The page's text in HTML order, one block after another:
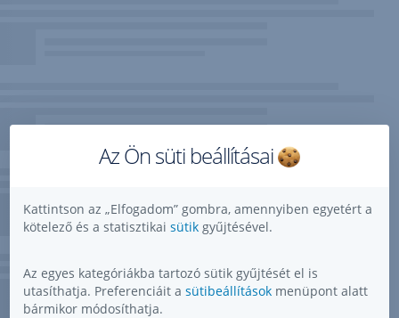
Az Ön süti beállításai
Kattintson az „Elfogadom” gombra, amennyiben egyetért a
kötelező és a statisztikai sütik gyűjtésével.
Az egyes kategóriákba tartozó sütik gyűjtését el is
utasíthatja. Preferenciáit a sütibeállítások menüpont alatt
bármikor módosíthatja.